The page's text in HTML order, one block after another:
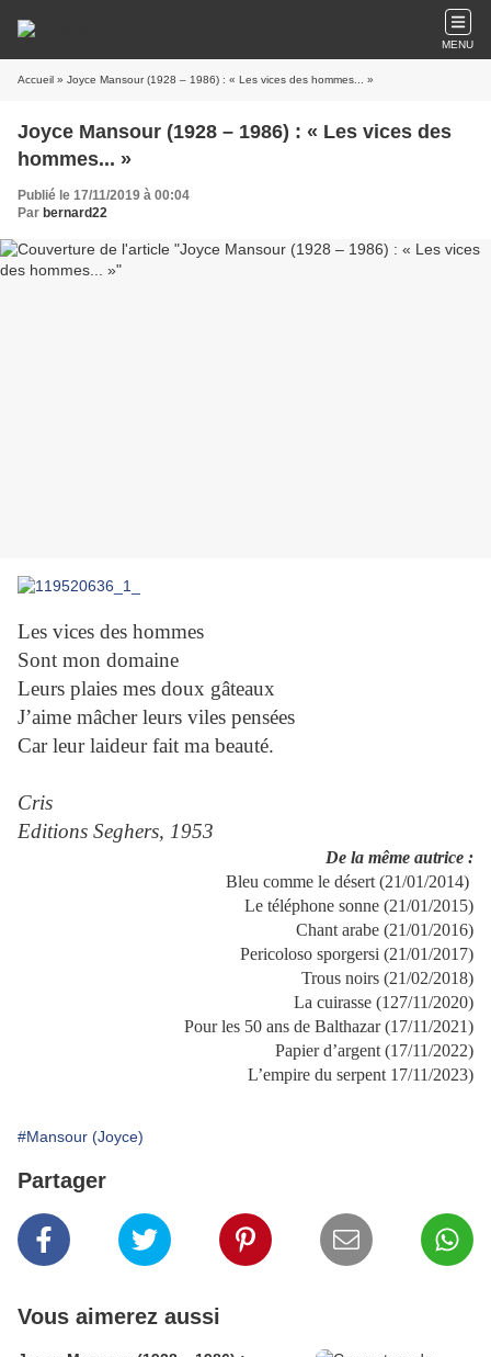
MENU
Accueil » Joyce Mansour (1928 – 1986) : « Les vices des hommes... »
Joyce Mansour (1928 – 1986) : « Les vices des
hommes... »
Publié le 17/11/2019 à 00:04
Par bernard22
Les vices des hommes
Sont mon domaine
Leurs plaies mes doux gâteaux
J’aime mâcher leurs viles pensées
Car leur laideur fait ma beauté.
Cris
Editions Seghers, 1953
De la même autrice :
Bleu comme le désert (21/01/2014)
Le téléphone sonne (21/01/2015)
Chant arabe (21/01/2016)
Pericoloso sporgersi (21/01/2017)
Trous noirs (21/02/2018)
La cuirasse (127/11/2020)
Pour les 50 ans de Balthazar (17/11/2021)
Papier d’argent (17/11/2022)
L’empire du serpent 17/11/2023)
#Mansour (Joyce)
Partager
Vous aimerez aussi